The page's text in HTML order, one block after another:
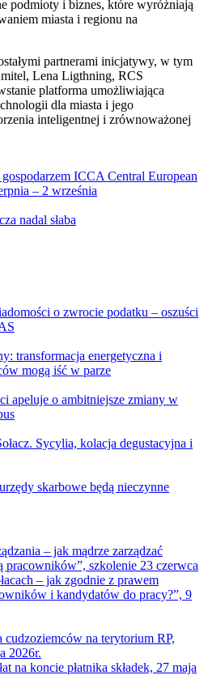
podmioty i biznes, które wyróżniają
miasta i regionu na
partnerami inicjatywy, w tym
Lena Ligthning, RCS
platforma umożliwiająca
dla miasta i jego
inteligentnej i zrównoważonej
ICCA Central European
– 2 września
nadal słaba
o zwrocie podatku – oszuści
transformacja energetyczna i
mogą iść w parze
apeluje o ambitniejsze zmiany w
Sycylia, kolacja degustacyjna i
skarbowe będą nieczynne
– jak mądrze zarządzać
pracowników”, szkolenie 23 czerwca
– jak zgodnie z prawem
i kandydatów do pracy?”, 9
cudzoziemców na terytorium RP,
2026r.
na koncie płatnika składek, 27 maja